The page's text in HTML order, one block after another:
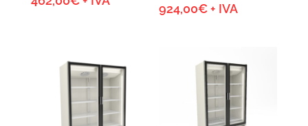
924,00€+ IVA